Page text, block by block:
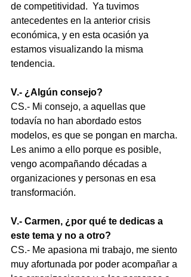
de competitividad.  Ya tuvimos
antecedentes en la anterior crisis
económica, y en esta ocasión ya
estamos visualizando la misma
tendencia.
V.- ¿Algún consejo?
CS.- Mi consejo, a aquellas que
todavía no han abordado estos
modelos, es que se pongan en marcha.
Les animo a ello porque es posible,
vengo acompañando décadas a
organizaciones y personas en esa
transformación.
V.- Carmen, ¿por qué te dedicas a
este tema y no a otro?
CS.- Me apasiona mi trabajo, me siento
muy afortunada por poder acompañar a